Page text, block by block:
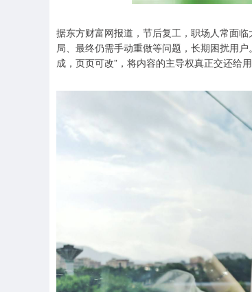
据东方财富网报道，节后复工，职场人常面
局、最终仍需手动重做等问题，长期困扰用
成，页页可改”，将内容的主导权真正交还给用